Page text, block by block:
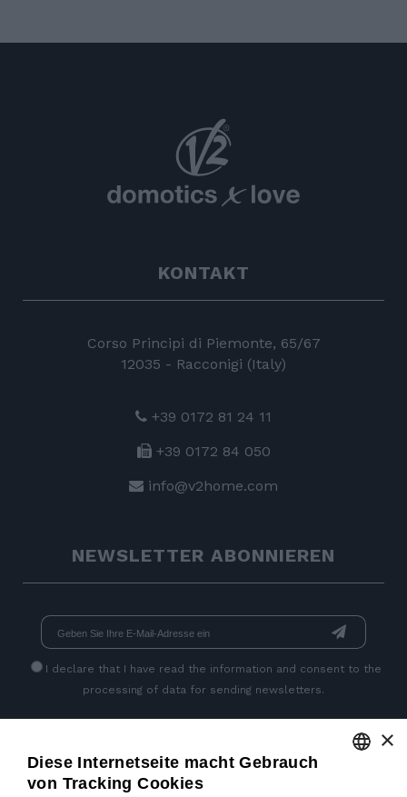
KONTAKT
Corso Principi di Piemonte, 65/67
12035 - Racconigi (Italy)
+39 0172 81 24 11
+39 0172 84 050
info@v2home.com
NEWSLETTER ABONNIEREN
I declare that I have read the information and consent to the
processing of data for sending newsletters.
SEITEN SOZIALEN
×
Diese Internetseite macht Gebrauch
von Tracking Cookies